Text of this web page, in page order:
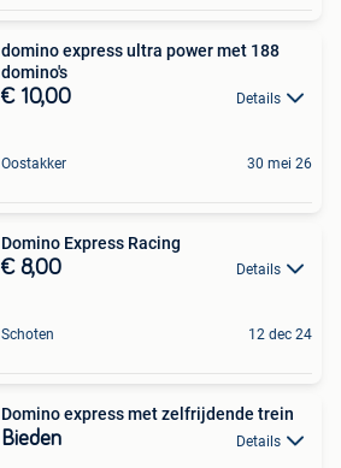
domino express ultra power met 188
domino's
€ 10,00 Details
Oostakker 30 mei 26
Domino Express Racing
€ 8,00 Details
Schoten 12 dec 24
Domino express met zelfrijdende trein
Bieden Details